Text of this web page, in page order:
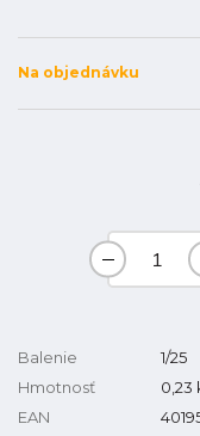
Na objednávku
Balenie
1/25
Hmotnosť
0,23
EAN